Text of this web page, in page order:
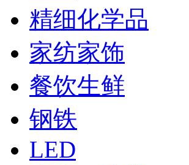
精细化学品
家纺家饰
餐饮生鲜
钢铁
LED